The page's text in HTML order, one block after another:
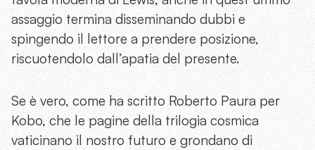
assaggio termina disseminando dubbi e
spingendo il lettore a prendere posizione,
riscuotendolo dall’apatia del presente.
Se è vero, come ha scritto Roberto Paura per
Kobo, che le pagine della trilogia cosmica
vaticinano il nostro futuro e grondano di